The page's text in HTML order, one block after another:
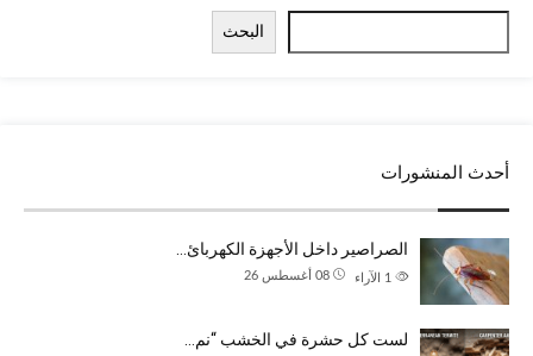
البحث
أحدث المنشورات
الصراصير داخل الأجهزة الكهربائ…
08 أغسطس 26 الآراء
لست كل حشرة في الخشب “نم…